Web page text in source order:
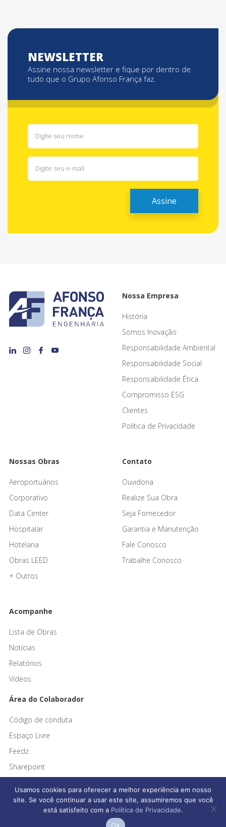
NEWSLETTER
Assine nossa newsletter e fique por dentro de
tudo que o Grupo Afonso França faz.
Nossa Empresa
História
Somos Inovação
Responsabilidade Ambiental
Responsabilidade Social
Responsabilidade Ética
Compromisso ESG
Clientes
Política de Privacidade
Nossas Obras
Aeroportuários
Corporativo
Data Center
Hospitalar
Hotelaria
Obras LEED
+ Outros
Contato
Ouvidoria
Realize Sua Obra
Seja Fornecedor
Garantia e Manutenção
Fale Conosco
Trabalhe Conosco
Acompanhe
Lista de Obras
Notícias
Relatórios
Vídeos
Área do Colaborador
Código de conduta
Espaço Livre
Feedz
Sharepoint
Afonso França Engenharia © 2026 Todos os direitos reservados
Usamos cookies para oferecer a melhor experiência em nosso
site. Se você continuar a usar este site, assumiremos que você
está satisfeito com a Política de Privacidade.
Ok